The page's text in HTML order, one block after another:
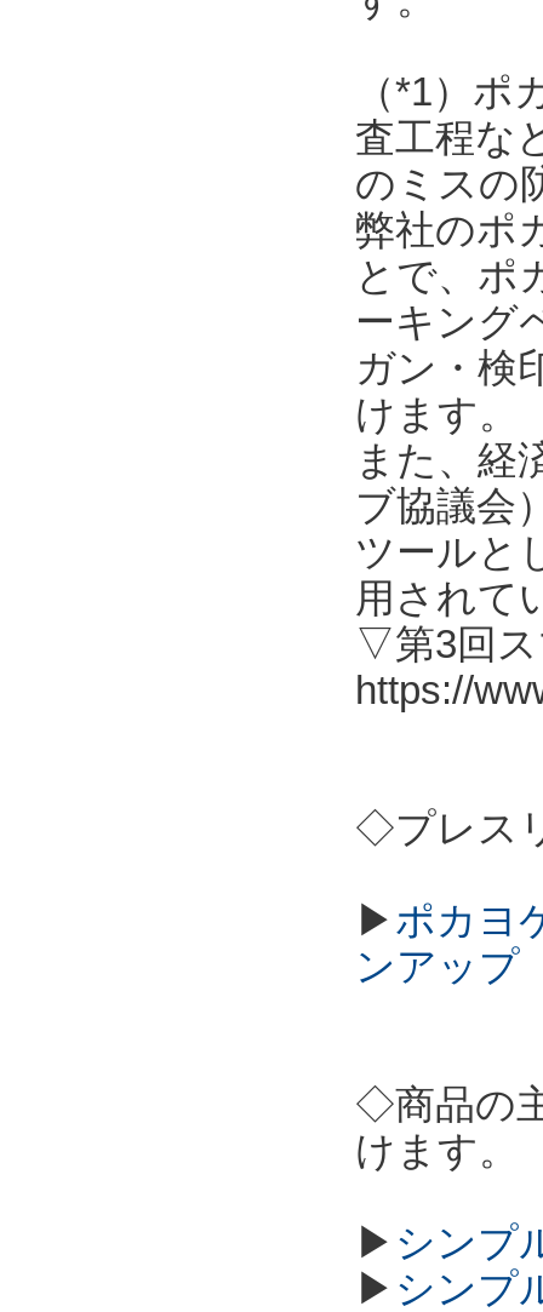
（*1）
査工程な
のミスの
弊社のポ
とで、ポ
ーキング
ガン・検
けます。
また、経
ブ協議会
ツールと
用されて
▽第3回ス
https://
◇プレス
▶ポカヨ
ンアッ
◇商品の
けます。
▶ シンプ
▶ シンプ